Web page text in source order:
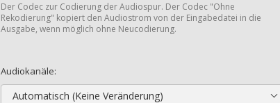
Der Codec zur Codierung der Audiospur. Der Codec "Ohne
Rekodierung" kopiert den Audiostrom von der Eingabedatei in die
Ausgabe, wenn möglich ohne Neucodierung.
Audiokanäle:
Automatisch (Keine Veränderung)